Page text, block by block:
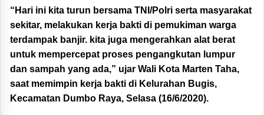
“Hari ini kita turun bersama TNI/Polri serta masyarakat
sekitar, melakukan kerja bakti di pemukiman warga
terdampak banjir. kita juga mengerahkan alat berat
untuk mempercepat proses pengangkutan lumpur
dan sampah yang ada,” ujar Wali Kota Marten Taha,
saat memimpin kerja bakti di Kelurahan Bugis,
Kecamatan Dumbo Raya, Selasa (16/6/2020).